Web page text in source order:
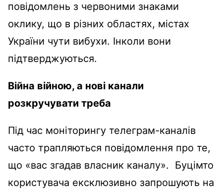
повідомлень з червоними знаками
оклику, що в різних областях, містах
України чути вибухи. Інколи вони
підтверджуються.
Війна війною, а нові канали
розкручувати треба
Під час моніторингу телеграм-каналів
часто трапляються повідомлення про те,
що «вас згадав власник каналу». Буцімто
користувача ексклюзивно запрошують на